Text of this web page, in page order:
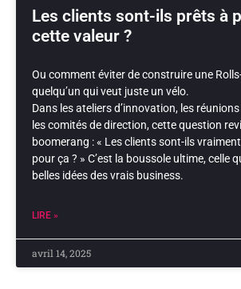
Les clients sont-ils prêts à
cette valeur ?
Ou comment éviter de construire une
quelqu’un qui veut juste un vélo.
Dans les ateliers d’innovation, les
les comités de direction, cette question
boomerang : « Les clients sont-ils
pour ça ? » C’est la boussole ultime, celle
belles idées des vrais business.
LIRE »
avril 14, 2025